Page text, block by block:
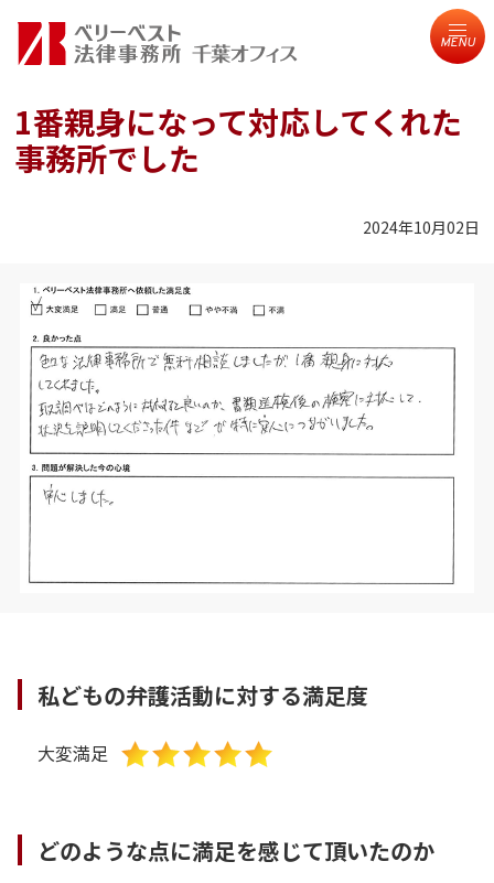
MENU
1番親身になって対応してくれた
事務所でした
2024年10月02日
私どもの弁護活動に対する満足度
大変満足
どのような点に満足を感じて頂いたのか